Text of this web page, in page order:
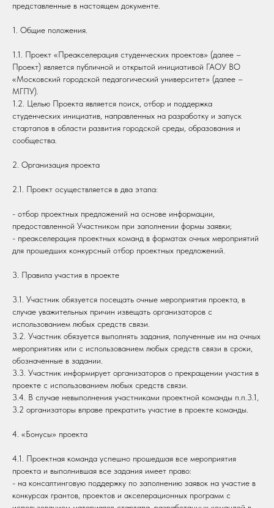
представленные в настоящем документе.
1. Общие положения.
1.1. Проект «Преакселерация студенческих проектов» (далее –
Проект) является публичной и открытой инициативой ГАОУ ВО
«Московский городской педагогический университет» (далее –
МГПУ).
1.2. Целью Проекта является поиск, отбор и поддержка
студенческих инициатив, направленных на разработку и запуск
стартапов в области развития городской среды, образования и
сообщества.
2. Организация проекта
2.1. Проект осуществляется в два этапа:
- отбор проектных предложений на основе информации,
предоставленной Участником при заполнении формы заявки;
- преакселерация проектных команд в форматах очных мероприятий
для прошедших конкурсный отбор проектных предложений.
3. Правила участия в проекте
3.1. Участник обязуется посещать очные мероприятия проекта, в
случае уважительных причин извещать организаторов с
использованием любых средств связи.
3.2. Участник обязуется выполнять задания, полученные им на очных
мероприятиях или с использованием любых средств связи в сроки,
обозначенные в задании.
3.3. Участник информирует организаторов о прекращении участия в
проекте с использованием любых средств связи.
3.4. В случае невыполнения участниками проектной команды п.п.3.1,
3.2 организаторы вправе прекратить участие в проекте команды.
4. «Бонусы» проекта
4.1. Проектная команда успешно прошедшая все мероприятия
проекта и выполнившая все задания имеет право:
- на консалтинговую поддержку по заполнению заявок на участие в
конкурсах грантов, проектов и акселерационных программ с